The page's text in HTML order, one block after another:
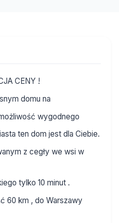
CENY !
domu na
wygodnego
ten dom jest dla Ciebie.
z cegły we wsi w
tylko 10 minut .
60 km , do Warszawy